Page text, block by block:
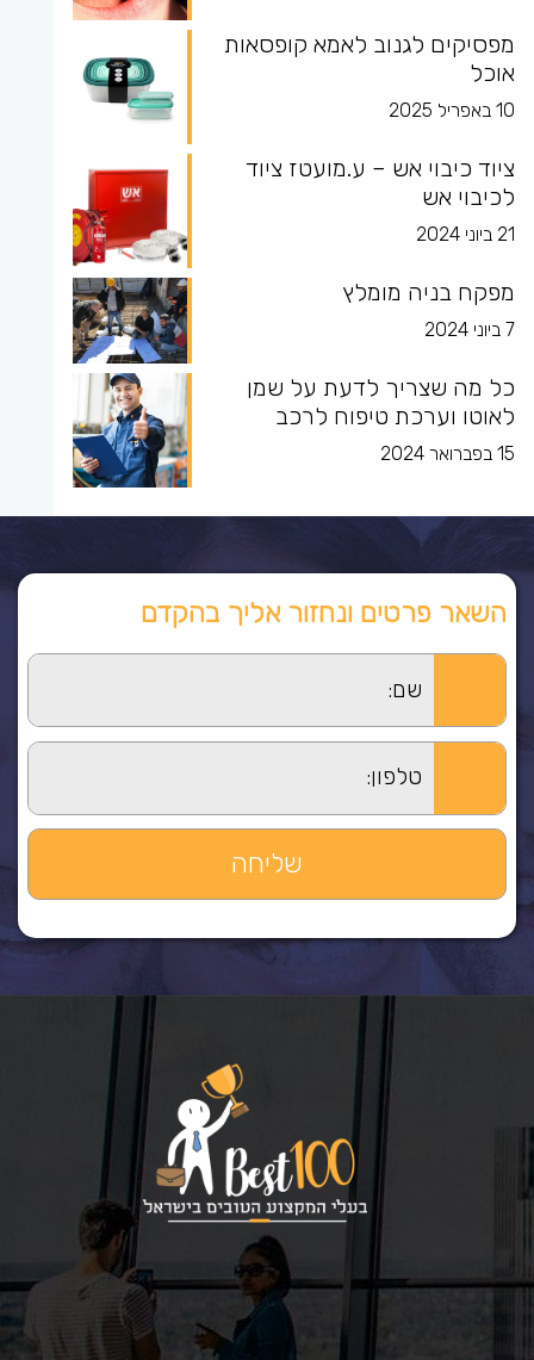
מפסיקים לגנוב לאמא קופסאות
אוכל
10 באפריל 2025
ציוד כיבוי אש – ע.מועטז ציוד
לכיבוי אש
21 ביוני 2024
מפקח בניה מומלץ
7 ביוני 2024
כל מה שצריך לדעת על שמן
לאוטו וערכת טיפוח לרכב
15 בפברואר 2024
השאר פרטים ונחזור אליך בהקדם